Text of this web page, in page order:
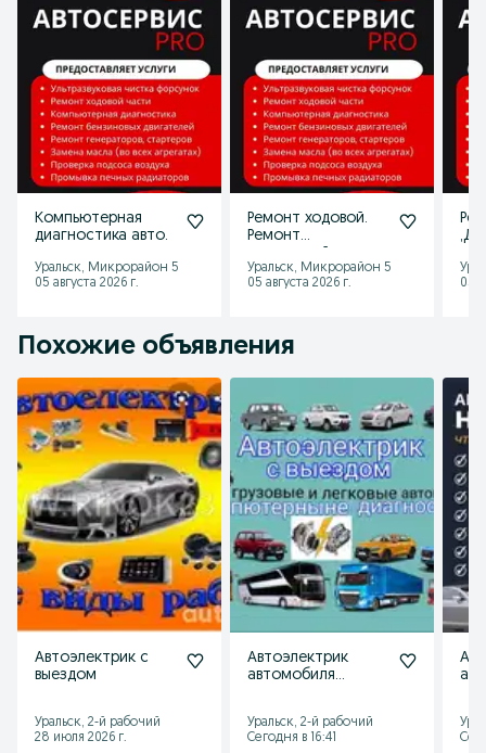
Компьютерная
диагностика авто.
Уральск, Микрорайон 5
05 августа 2026 г.
Ремонт ходовой.
Ремонт
Уральск, Микрорайон 5
05 августа 2026 г.
05
Похожие объявления
Автоэлектрик с
выездом
Уральск, 2-й рабочий
28 июля 2026 г.
Автоэлектрик
автомобиля
Уральск, 2-й рабочий
Сегодня в 16:41